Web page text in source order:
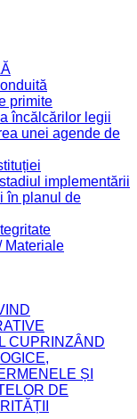
primite
încălcărilor legii
unei agende de
implementării
în planul de
Materiale
CUPRINZÂND
ȘI
DE